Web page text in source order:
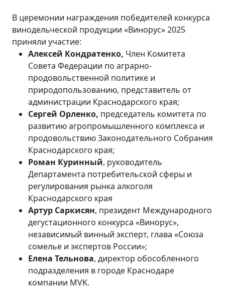
В церемонии награждения победителей конкурса
винодельческой продукции «Винорус» 2025
приняли участие:
Алексей Кондратенко, Член Комитета
Совета Федерации по аграрно-
продовольственной политике и
природопользованию, представитель от
администрации Краснодарского края;
Сергей Орленко, председатель комитета по
развитию агропромышленного комплекса и
продовольствию Законодательного Собрания
Краснодарского края;
Роман Куринный, руководитель
Департамента потребительской сферы и
регулирования рынка алкоголя
Краснодарского края
Артур Саркисян, президент Международного
дегустационного конкурса «Винорус»,
независимый винный эксперт, глава «Союза
сомелье и экспертов России»;
Елена Тельнова, директор обособленного
подразделения в городе Краснодаре
компании MVK.